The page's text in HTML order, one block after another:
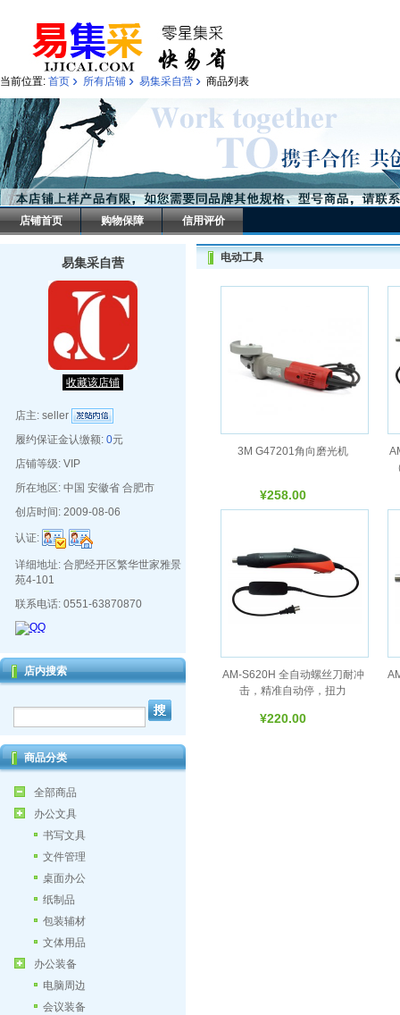
当前位置: 首页 › 所有店铺 › 易集采自营 › 商品列表
店铺首页 购物保障 信用评价
易集采自营
收藏该店铺
店主: seller
履约保证金认缴额: 0元
店铺等级: VIP
所在地区: 中国 安徽省 合肥市
创店时间: 2009-08-06
认证:
详细地址: 合肥经开区繁华世家雅景
苑4-101
联系电话: 0551-63870870
店内搜索
商品分类
全部商品
办公文具
书写文具
文件管理
桌面办公
纸制品
包装辅材
文体用品
办公装备
电脑周边
会议装备
电动工具
3M G47201角向磨光机
¥258.00
AM-S620H 全自动螺丝刀耐冲
击，精准自动停，扭力
¥220.00